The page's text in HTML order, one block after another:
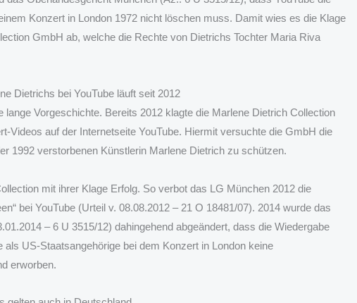
Konzert in London 1972 nicht löschen muss. Damit wies es die Klage
GmbH ab, welche die Rechte von Dietrichs Tochter Maria Riva
Dietrichs bei YouTube läuft seit 2012
Vorgeschichte. Bereits 2012 klagte die Marlene Dietrich Collection
Videos auf der Internetseite YouTube. Hiermit versuchte die GmbH die
1992 verstorbenen Künstlerin Marlene Dietrich zu schützen.
mit ihrer Klage Erfolg. So verbot das LG München 2012 die
bei YouTube (Urteil v. 08.08.2012 – 21 O 18481/07). 2014 wurde das
– 6 U 3515/12) dahingehend abgeändert, dass die Wiedergabe
US-Staatsangehörige bei dem Konzert in London keine
erworben.